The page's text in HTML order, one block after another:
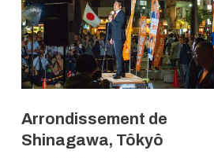
Arrondissement de
Shinagawa, Tôkyô